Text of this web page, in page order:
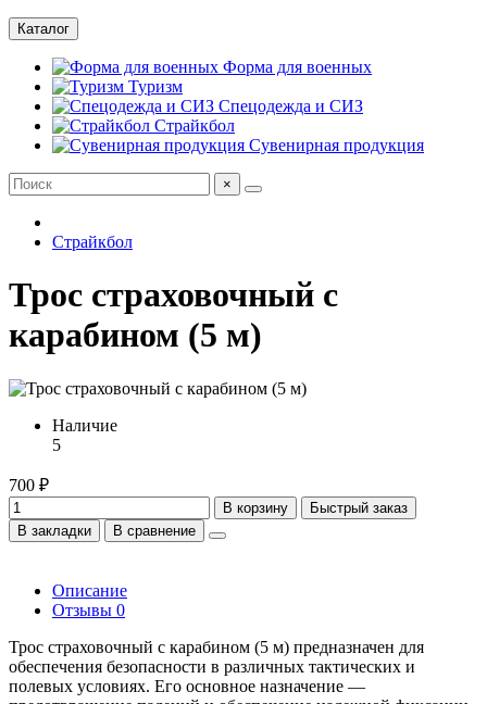
Каталог
Форма для военных
Туризм
Спецодежда и СИЗ
Страйкбол
Сувенирная продукция
×
Страйкбол
Трос страховочный с
карабином (5 м)
Наличие
5
700 ₽
В корзину
Быстрый заказ
В закладки
В сравнение
Описание
Отзывы 0
Трос страховочный с карабином (5 м) предназначен для
обеспечения безопасности в различных тактических и
полевых условиях. Его основное назначение —